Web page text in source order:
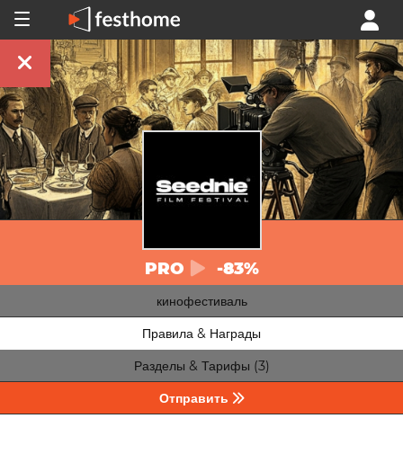
PRO -83%
кинофестиваль
Правила & Награды
Разделы & Тарифы (3)
Отправить